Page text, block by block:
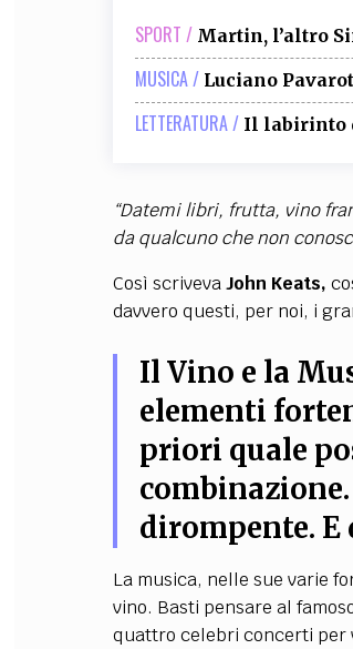
SPORT / Martin, l’altro
MUSICA / Luciano
LETTERATURA / Il labirinto
“Datemi libri, frutta, vino
da qualcuno che non
Così scrivevaJohn Keats,
davvero questi, per noi, i
Il Vino e la
elementi
priori quale
dirompente.
La musica, nelle sue varie
vino. Basti pensare al
quattro celebri concerti per